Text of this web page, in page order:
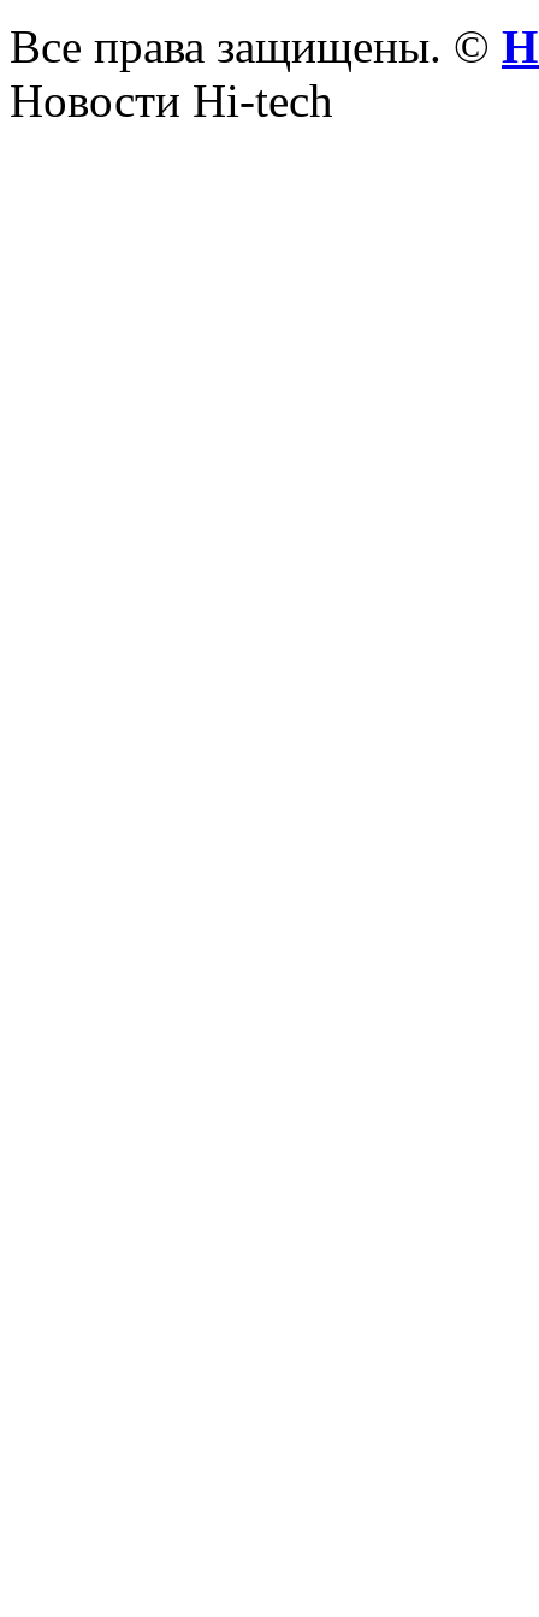
Все права защищены. ©
Новости Hi-tech